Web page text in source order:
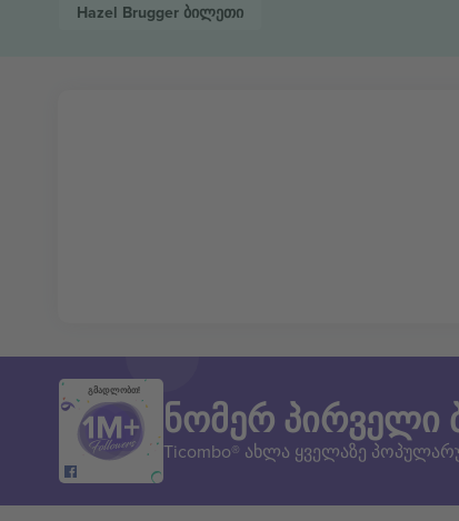
Hazel Brugger ბილეთი
გმადლობთ!
ნომერ პირველი
Ticombo® ახლა ყველაზე